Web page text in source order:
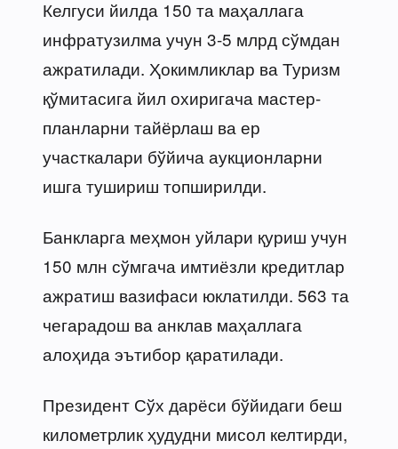
Келгуси йилда 150 та маҳаллага
инфратузилма учун 3-5 млрд сўмдан
ажратилади. Ҳокимликлар ва Туризм
қўмитасига йил охиригача мастер-
планларни тайёрлаш ва ер
участкалари бўйича аукционларни
ишга тушириш топширилди.
Банкларга меҳмон уйлари қуриш учун
150 млн сўмгача имтиёзли кредитлар
ажратиш вазифаси юклатилди. 563 та
чегарадош ва анклав маҳаллага
алоҳида эътибор қаратилади.
Президент Сўх дарёси бўйидаги беш
километрлик ҳудудни мисол келтирди,